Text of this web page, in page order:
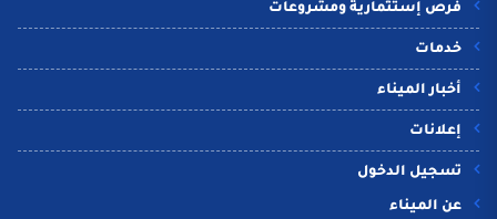
فرص إستثمارية ومشروعات
خدمات
أخبار الميناء
إعلانات
تسجيل الدخول
عن الميناء